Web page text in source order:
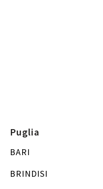
Puglia
BARI
BRINDISI